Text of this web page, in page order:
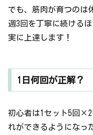
でも、筋肉が育つのは
週3回を丁寧に続ける
実に上達します！
1日何回が正解？
初心者は1セット5回
れができるようになっ